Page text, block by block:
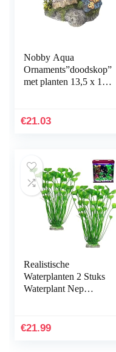
Nobby Aqua
Ornaments”doodskop”
met planten 13,5 x 13,5
€21.03
Realistische
Waterplanten 2 Stuks
Waterplant Nep
Kunstmatige
€21.99